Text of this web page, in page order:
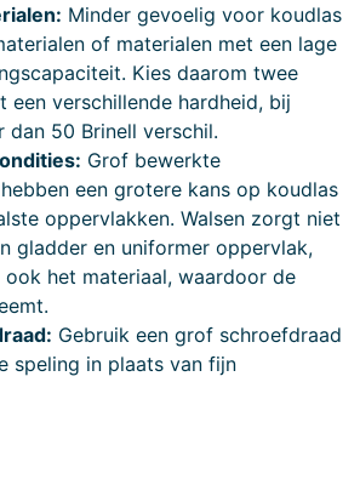
Minder gevoelig voor koudlas
of materialen met een lage
Kies daarom twee
een verschillende hardheid, bij
dan 50 Brinell verschil.
Grof bewerkte
een grotere kans op koudlas
oppervlakken. Walsen zorgt niet
gladder en uniformer oppervlak,
ook het materiaal, waardoor de
Gebruik een grof schroefdraad
speling in plaats van fijn